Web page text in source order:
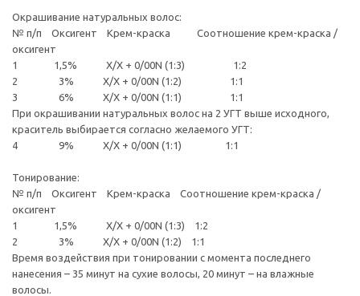
Окрашивание натуральных волос:
№ п/п Оксигент Крем-краска Соотношение крем-краска /
оксигент
1 1,5% Х/Х + 0/00N (1:3) 1:2
2 3% Х/Х + 0/00N (1:2) 1:1
3 6% Х/Х + 0/00N (1:1) 1:1
При окрашивании натуральных волос на 2 УГТ выше исходного,
краситель выбирается согласно желаемого УГТ:
4 9% Х/Х + 0/00N (1:1) 1:1
Тонирование:
№ п/п Оксигент Крем-краска Соотношение крем-краска /
оксигент
1 1,5% Х/Х + 0/00N (1:3) 1:2
2 3% Х/Х + 0/00N (1:2) 1:1
Время воздействия при тонировании с момента последнего
нанесения – 35 минут на сухие волосы, 20 минут – на влажные
волосы.